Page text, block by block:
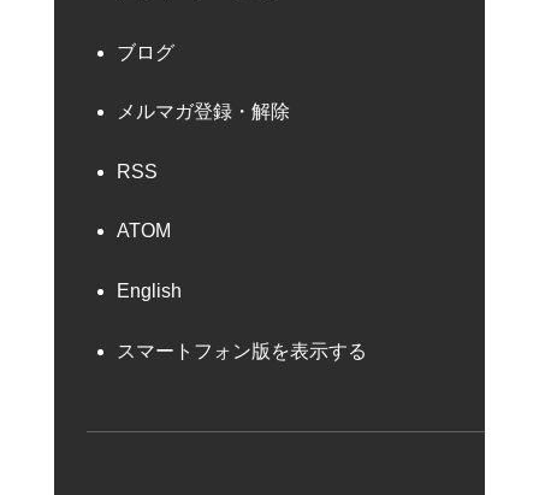
ブログ
メルマガ登録・解除
RSS
ATOM
English
スマートフォン版を表示する